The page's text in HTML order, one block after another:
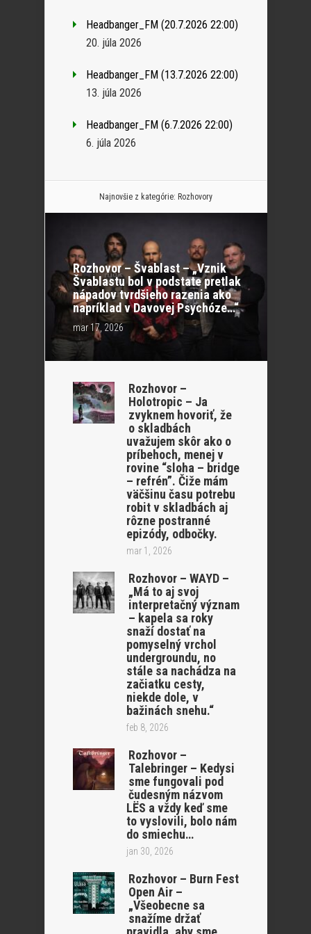
Headbanger_FM (20.7.2026 22:00)
20. júla 2026
Headbanger_FM (13.7.2026 22:00)
13. júla 2026
Headbanger_FM (6.7.2026 22:00)
6. júla 2026
Najnovšie z kategórie: Rozhovory
Rozhovor – Švablast – „Vznik
Švablastu bol v podstate pretlak
nápadov tvrdšieho razenia ako
napríklad v Davovej Psychóze…“
mar 17, 2026
Rozhovor –
Holotropic – Ja
zvyknem hovoriť, že
o skladbách
uvažujem skôr ako o
príbehoch, menej v
rovine “sloha – bridge
– refrén”. Čiže mám
väčšinu času potrebu
robit v skladbách aj
rôzne postranné
epizódy, odbočky.
mar 1, 2026
Rozhovor – WAYD –
„Má to aj svoj
interpretačný význam
– kapela sa roky
snaží dostať na
pomyselný vrchol
undergroundu, no
stále sa nachádza na
začiatku cesty,
niekde dole, v
bažinách snehu.“
feb 8, 2026
Rozhovor –
Talebringer – Kedysi
sme fungovali pod
čudesným názvom
LËS a vždy keď sme
to vyslovili, bolo nám
do smiechu…
jan 30, 2026
Rozhovor – Burn Fest
Open Air –
„Všeobecne sa
snažíme držať